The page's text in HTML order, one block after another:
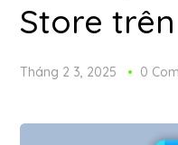
Store trên
Tháng 2 3, 2025 0